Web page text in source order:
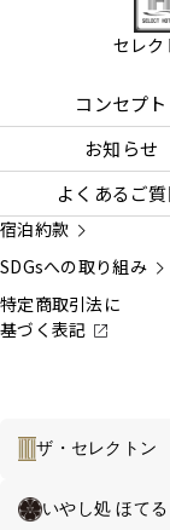
セレク
コンセプト
お知らせ
よくあるご
宿泊約款
SDGsへの取り組み
特定商取引法に
基づく表記
ザ・セレクトン
いやし処 ほて